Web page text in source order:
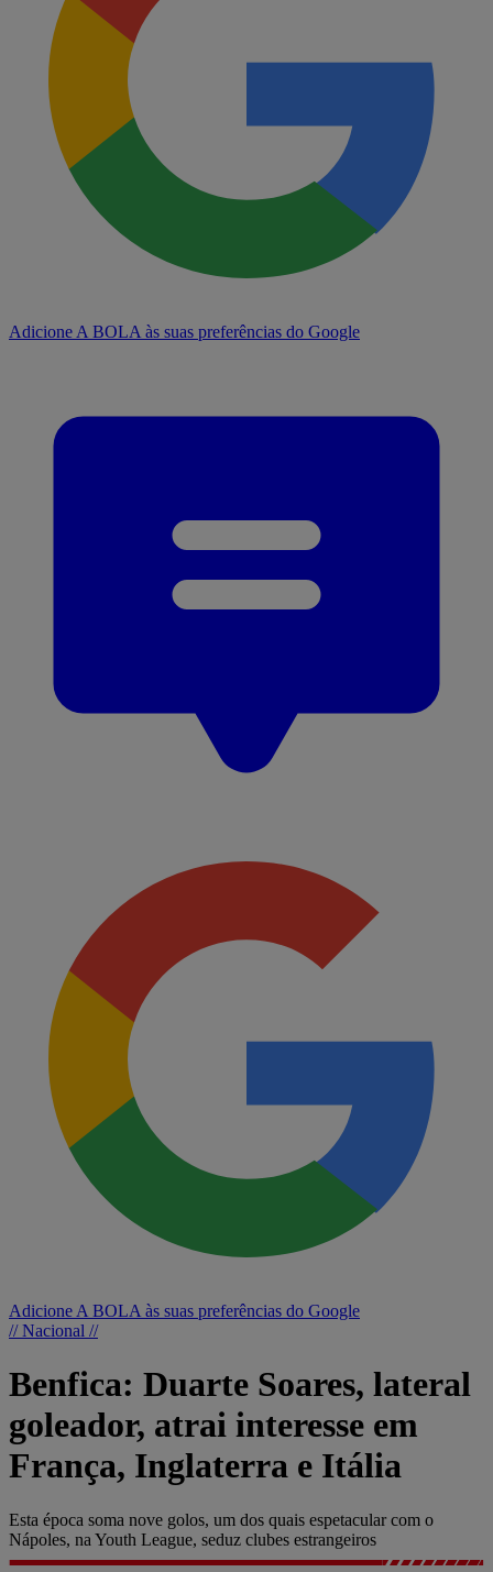
Adicione A BOLA às suas preferências do Google
Adicione A BOLA às suas preferências do Google
// Nacional //
Benfica: Duarte Soares, lateral
goleador, atrai interesse em
França, Inglaterra e Itália
Esta época soma nove golos, um dos quais espetacular com o
Nápoles, na Youth League, seduz clubes estrangeiros